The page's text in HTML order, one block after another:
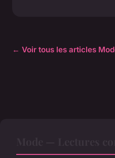
← Voir tous les articles